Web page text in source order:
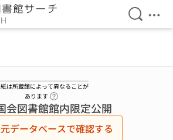
検索を
メ
は所蔵館によって異なることが
あります
会図書館館内限定公開
データベースで確認する